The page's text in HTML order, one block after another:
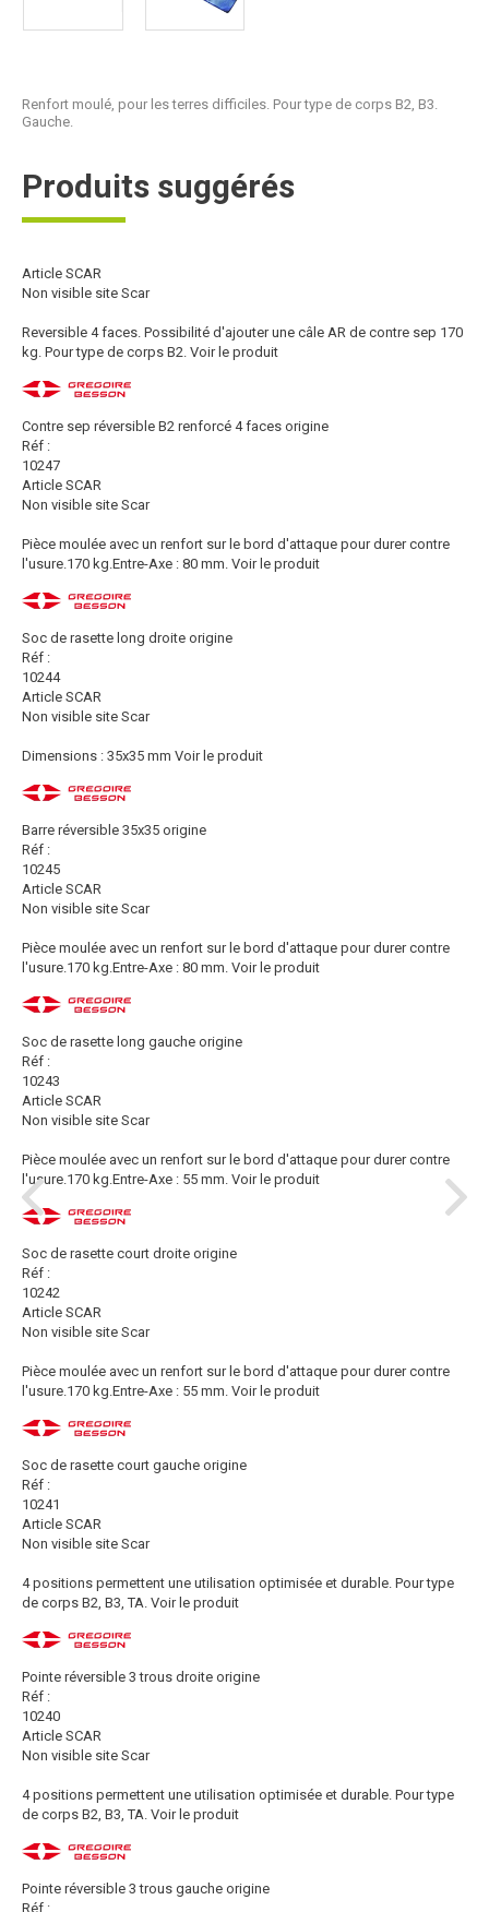
Renfort moulé, pour les terres difficiles. Pour type de corps B2, B3.
Gauche.
Produits suggérés
Article SCAR
Non visible site Scar
Reversible 4 faces. Possibilité d'ajouter une câle AR de contre sep 170
kg. Pour type de corps B2. Voir le produit
Contre sep réversible B2 renforcé 4 faces origine
Réf :
10247
Article SCAR
Non visible site Scar
Pièce moulée avec un renfort sur le bord d'attaque pour durer contre
l'usure.170 kg.Entre-Axe : 80 mm. Voir le produit
Soc de rasette long droite origine
Réf :
10244
Article SCAR
Non visible site Scar
Dimensions : 35x35 mm Voir le produit
Barre réversible 35x35 origine
Réf :
10245
Article SCAR
Non visible site Scar
Pièce moulée avec un renfort sur le bord d'attaque pour durer contre
l'usure.170 kg.Entre-Axe : 80 mm. Voir le produit
Soc de rasette long gauche origine
Réf :
10243
Article SCAR
Non visible site Scar
Pièce moulée avec un renfort sur le bord d'attaque pour durer contre
l'usure.170 kg.Entre-Axe : 55 mm. Voir le produit
Soc de rasette court droite origine
Réf :
10242
Article SCAR
Non visible site Scar
Pièce moulée avec un renfort sur le bord d'attaque pour durer contre
l'usure.170 kg.Entre-Axe : 55 mm. Voir le produit
Soc de rasette court gauche origine
Réf :
10241
Article SCAR
Non visible site Scar
4 positions permettent une utilisation optimisée et durable. Pour type
de corps B2, B3, TA. Voir le produit
Pointe réversible 3 trous droite origine
Réf :
10240
Article SCAR
Non visible site Scar
4 positions permettent une utilisation optimisée et durable. Pour type
de corps B2, B3, TA. Voir le produit
Pointe réversible 3 trous gauche origine
Réf :